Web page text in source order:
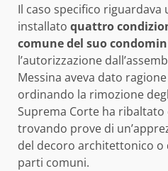
Il caso specifico riguardava
installato quattro
comune del suo
l’autorizzazione
Messina aveva dato
ordinando la rimozione
Suprema Corte ha
trovando prove di
del decoro architettonico o
parti comuni.